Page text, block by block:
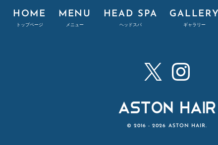
HOME
トップページ
MENU
メニュー
HEAD SPA
ヘッドスパ
GALLERY
ギャラリー
ASTON HAIR - アストンヘア
© 2016 - 2026 ASTON HAIR.